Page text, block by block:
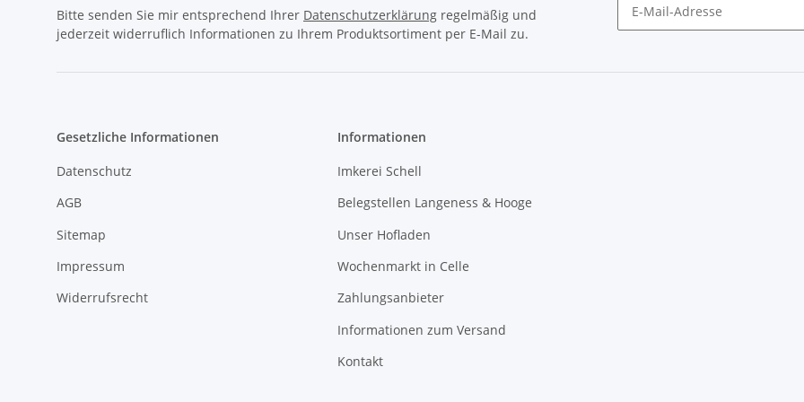
Bitte senden Sie mir entsprechend Ihrer Datenschutzerklärung regelmäßig und
jederzeit widerruflich Informationen zu Ihrem Produktsortiment per E-Mail zu.
Gesetzliche Informationen
Datenschutz
AGB
Sitemap
Impressum
Widerrufsrecht
Informationen
Imkerei Schell
Belegstellen Langeness & Hooge
Unser Hofladen
Wochenmarkt in Celle
Zahlungsanbieter
Informationen zum Versand
Kontakt